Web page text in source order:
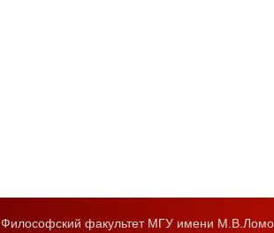
Философский факультет МГУ имени